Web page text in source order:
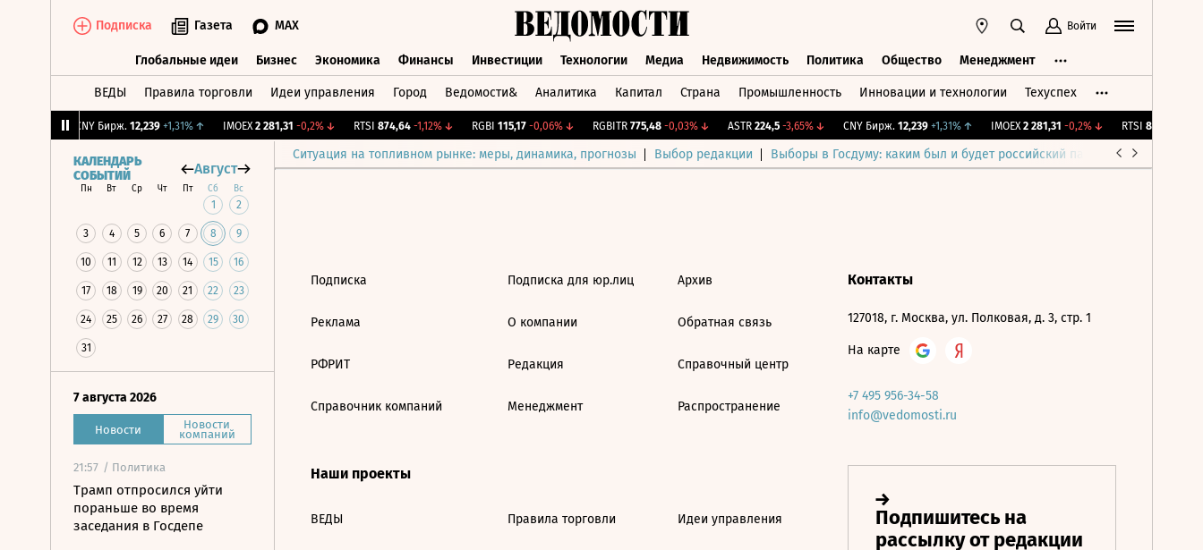
Подписка Газета MAX Войти
Глобальные идеи Бизнес Экономика Финансы Инвестиции Технологии Медиа Недвижимость Политика Общество Менеджмент
ВЕДЫ Правила торговли Идеи управления Город Ведомости& Аналитика Капитал Страна Промышленность Инновации и технологии Техуспех
CNY Бирж. 12,239 +1,31%↑ IMOEX 2 281,31 -0,2%↓ RTSI 874,64 -1,12%↓ RGBI 115,17 -0,06%↓ RGBITR 775,48 -0,03%↓ ASTR 224,5 -3,65%↓ CNY Бирж. 12,239 +1,31%↑ IMOEX 2 281,31 -0,2%↓ RTSI 874,64
Ситуация на топливном рынке: меры, динамика, прогнозы Выбор редакции Выборы в Госдуму: каким был и будет российский парламент
КАЛЕНДАРЬ
СОБЫТИЙ
Август
Пн Вт Ср Чт Пт Сб Вс
1 2
3 4 5 6 7 8 9
10 11 12 13 14 15 16
17 18 19 20 21 22 23
24 25 26 27 28 29 30
31
7 августа 2026
Новости Новости
компаний
21:57 / Политика
Трамп отпросился уйти
пораньше во время
заседания в Госдепе
Подписка
Реклама
РФРИТ
Справочник компаний
Подписка для юр.лиц
О компании
Редакция
Менеджмент
Архив
Обратная связь
Справочный центр
Распространение
Наши проекты
ВЕДЫ Правила торговли Идеи управления
Контакты
127018, г. Москва, ул. Полковая, д. 3, стр. 1
На карте
+7 495 956-34-58
info@vedomosti.ru